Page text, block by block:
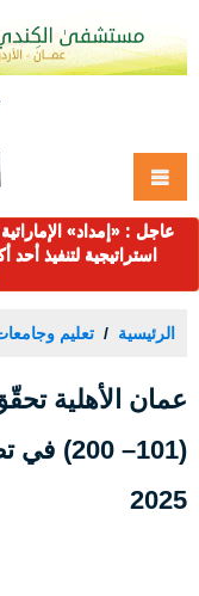
عاجل : «إمداد»
استراتيجية لتنفيذ أحد
الرئيسية تعليم
عمان الأهلية
(101–
2025